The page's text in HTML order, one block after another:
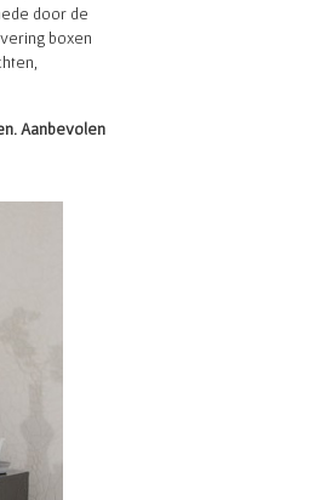
door de
boxen
Aanbevolen